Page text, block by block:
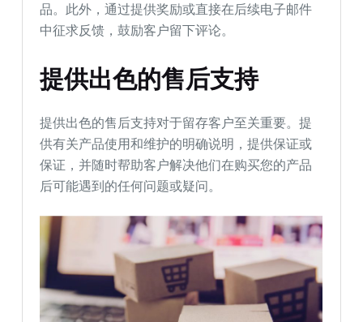
品。此外，通过提供奖励或直接在后续电子邮件
中征求反馈，鼓励客户留下评论。
提供出色的售后支持
提供出色的售后支持对于留存客户至关重要。提
供有关产品使用和维护的明确说明，提供保证或
保证，并随时帮助客户解决他们在购买您的产品
后可能遇到的任何问题或疑问。